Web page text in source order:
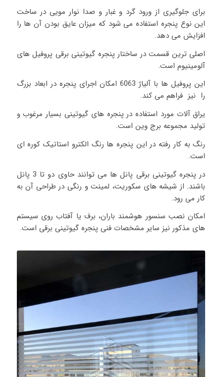
برای جلوگیری از ورود گرد و غبار و صدا نوار مویی در ساخت
این نوع پنجره استفاده می شود که میزان عایق بودن آن ها را
افزایش می دهد.
اصلی ترین قسمت در ساختار پنجره گیوتینی برقی پروفیل های
آلومینیوم است.
این پروفیل ها با آلیاژ 6063 امکان اجرای پنجره در ابعاد بزرگ
را نیز فراهم می کند.
یراق آلات مورد استفاده در پنجره های گیوتینی بسیار مرغوب و
تولید مجموعه برج وین است.
رنگ به کار رفته در این پنجره ها رنگ الکترو استاتیک کوره ای
است.
در پنجره گیوتینی برقی پانل ها می توانند حاوی دو تا 3 پانل
باشند. از شیشه های سکوریت، لمینت و رنگی در طراحی آن به
کار می رود.
امکان نصب سنسور هوشمند باران، برف یا آفتاب روی سیستم
های مذکور نیز سایر مشخصات فنی پنجره گیوتینی برقی است.